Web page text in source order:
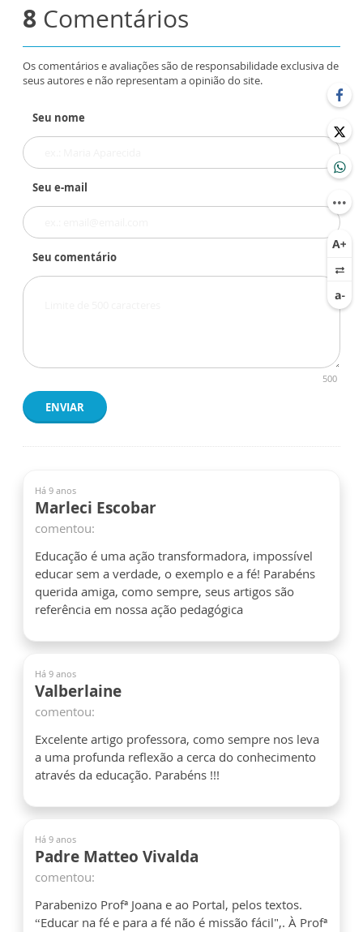
8 Comentários
Os comentários e avaliações são de responsabilidade exclusiva de
seus autores e não representam a opinião do site.
Seu nome
Seu e-mail
Seu comentário
500
ENVIAR
Há 9 anos
Marleci Escobar
comentou:
Educação é uma ação transformadora, impossível
educar sem a verdade, o exemplo e a fé! Parabéns
querida amiga, como sempre, seus artigos são
referência em nossa ação pedagógica
Há 9 anos
Valberlaine
comentou:
Excelente artigo professora, como sempre nos leva
a uma profunda reflexão a cerca do conhecimento
através da educação. Parabéns !!!
Há 9 anos
Padre Matteo Vivalda
comentou:
Parabenizo Profª Joana e ao Portal, pelos textos.
“Educar na fé e para a fé não é missão fácil",. À Profª